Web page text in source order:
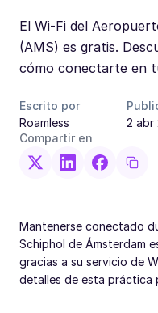
El Wi-Fi del
(AMS) es gratis.
cómo conectarte en
Escrito por
Roamless
2 abr
Compartir en
Mantenerse conectado
Schiphol de Ámsterdam
gracias a su servicio de
detalles de esta práctica